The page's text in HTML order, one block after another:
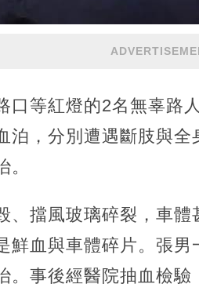
口等紅燈的2名無辜路
泊，分別遭遇斷肢與
、擋風玻璃碎裂，車
鮮血與車體碎片。張
。事後經醫院抽血檢